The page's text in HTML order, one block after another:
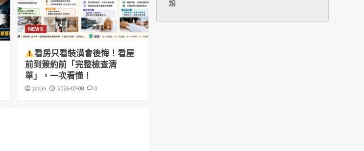
NEWS
看房只看裝潢會後悔！看屋
前到簽約前「完整檢查清
單」，一次看懂！
yaojin 2026-07-08 0
類